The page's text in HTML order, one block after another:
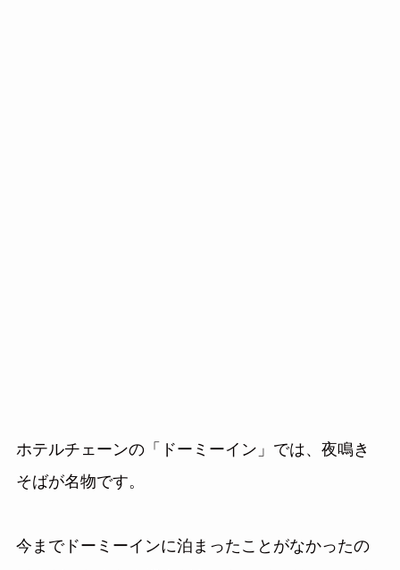
ホテルチェーンの「ドーミーイン」では、夜鳴き
そばが名物です。
今までドーミーインに泊まったことがなかったの